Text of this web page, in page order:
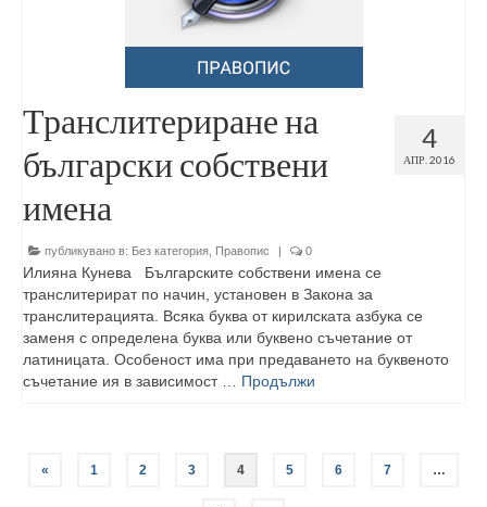
4
АПР. 2016
Транслитериране на
български собствени
имена
публикувано в: Без категория Правопис | 0
Илияна Кунева Българските собствени имена се
транслитерират по начин, установен в Закона за
транслитерацията. Всяка буква от кирилската азбука се
заменя с определена буква или буквено съчетание от
латиницата. Особеност има при предаването на буквеното
съчетание ия в зависимост … Продължи
« 1 2 3 4 5 6 7 …